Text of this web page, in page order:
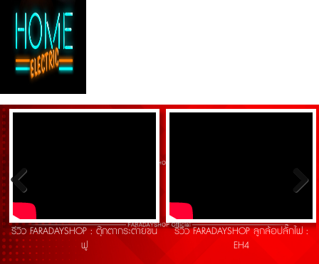
รีวิว FARADAYSHOP : ตุ๊กตากระต่ายขน
ฟู
รีวิว FARADAYSHOP ลูกล้อปลั๊กไฟ :
EH4